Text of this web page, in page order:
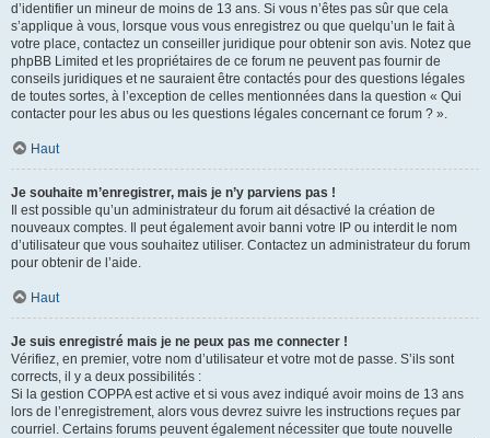
d’identifier un mineur de moins de 13 ans. Si vous n’êtes pas sûr que cela
s’applique à vous, lorsque vous vous enregistrez ou que quelqu’un le fait à
votre place, contactez un conseiller juridique pour obtenir son avis. Notez que
phpBB Limited et les propriétaires de ce forum ne peuvent pas fournir de
conseils juridiques et ne sauraient être contactés pour des questions légales
de toutes sortes, à l’exception de celles mentionnées dans la question « Qui
contacter pour les abus ou les questions légales concernant ce forum ? ».
Haut
Je souhaite m’enregistrer, mais je n’y parviens pas !
Il est possible qu’un administrateur du forum ait désactivé la création de
nouveaux comptes. Il peut également avoir banni votre IP ou interdit le nom
d’utilisateur que vous souhaitez utiliser. Contactez un administrateur du forum
pour obtenir de l’aide.
Haut
Je suis enregistré mais je ne peux pas me connecter !
Vérifiez, en premier, votre nom d’utilisateur et votre mot de passe. S’ils sont
corrects, il y a deux possibilités :
Si la gestion COPPA est active et si vous avez indiqué avoir moins de 13 ans
lors de l’enregistrement, alors vous devrez suivre les instructions reçues par
courriel. Certains forums peuvent également nécessiter que toute nouvelle